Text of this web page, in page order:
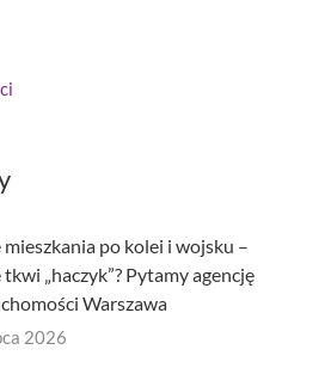
mieszkania po kolei i wojsku –
tkwi „haczyk”? Pytamy agencję
Warszawa
2026